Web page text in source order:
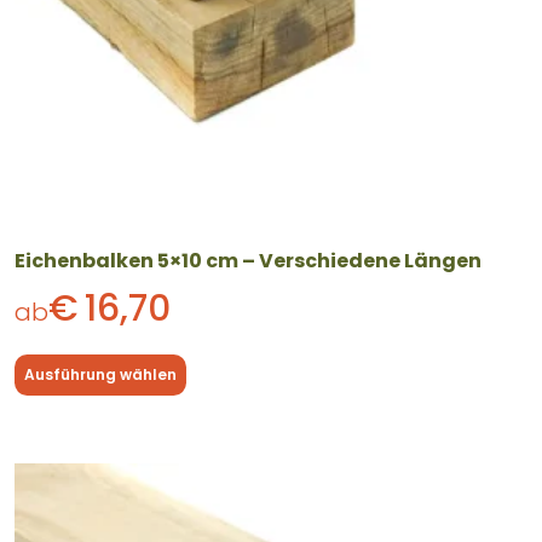
Eichenbalken 5×10 cm – Verschiedene Längen
ab€16,70
Ausführung wählen
Produktseite
Dieses
Produkt
weist